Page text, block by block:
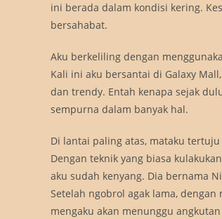
ini berada dalam kondisi kering.
bersahabat.
Aku berkeliling dengan
Kali ini aku bersantai di Galaxy
dan trendy. Entah kenapa sejak
sempurna dalam banyak hal.
Di lantai paling atas, mataku
Dengan teknik yang biasa
aku sudah kenyang. Dia bernama
Setelah ngobrol agak lama,
mengaku akan menunggu